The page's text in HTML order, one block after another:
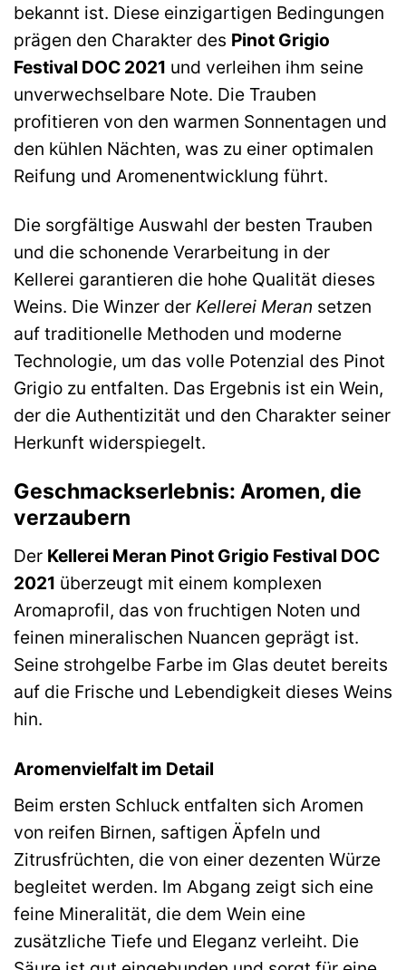
bekannt ist. Diese einzigartigen Bedingungen
prägen den Charakter des Pinot Grigio
Festival DOC 2021 und verleihen ihm seine
unverwechselbare Note. Die Trauben
profitieren von den warmen Sonnentagen und
den kühlen Nächten, was zu einer optimalen
Reifung und Aromenentwicklung führt.
Die sorgfältige Auswahl der besten Trauben
und die schonende Verarbeitung in der
Kellerei garantieren die hohe Qualität dieses
Weins. Die Winzer der Kellerei Meran setzen
auf traditionelle Methoden und moderne
Technologie, um das volle Potenzial des Pinot
Grigio zu entfalten. Das Ergebnis ist ein Wein,
der die Authentizität und den Charakter seiner
Herkunft widerspiegelt.
Geschmackserlebnis: Aromen, die
verzaubern
Der Kellerei Meran Pinot Grigio Festival DOC
2021 überzeugt mit einem komplexen
Aromaprofil, das von fruchtigen Noten und
feinen mineralischen Nuancen geprägt ist.
Seine strohgelbe Farbe im Glas deutet bereits
auf die Frische und Lebendigkeit dieses Weins
hin.
Aromenvielfalt im Detail
Beim ersten Schluck entfalten sich Aromen
von reifen Birnen, saftigen Äpfeln und
Zitrusfrüchten, die von einer dezenten Würze
begleitet werden. Im Abgang zeigt sich eine
feine Mineralität, die dem Wein eine
zusätzliche Tiefe und Eleganz verleiht. Die